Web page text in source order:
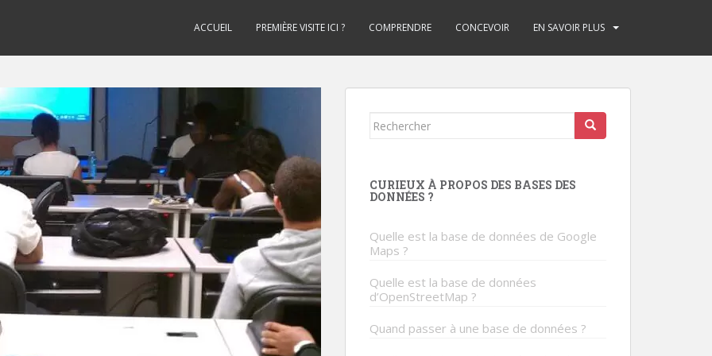
ACCUEIL PREMIÈRE VISITE ICI ? COMPRENDRE CONCEVOIR EN SAVOIR PLUS
Rechercher...
CURIEUX À PROPOS DES BASES DES
DONNÉES ?
Quelle est la base de données de Google
Maps ?
Quelle est la base de données
d’OpenStreetMap ?
Quand passer à une base de données ?